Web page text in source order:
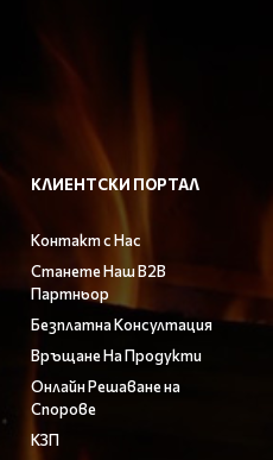
КЛИЕНТСКИ ПОРТАЛ
Контакт с Нас
Станете Наш B2B
Партньор
Безплатна Консултация
Връщане На Продукти
Онлайн Решаване на
Спорове
КЗП